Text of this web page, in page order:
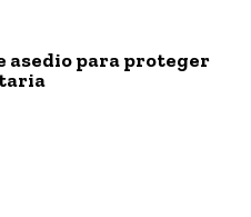
asedio para proteger